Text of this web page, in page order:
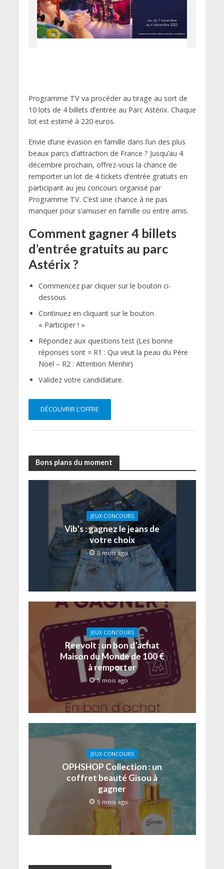
Programme TV va procéder au tirage au sort de
10 lots de 4 billets d’entrée au Parc Astérix. Chaque
lot est estimé à 220 euros.
Envie d’une évasion en famille dans l’un des plus
beaux parcs d’attraction de France ? Jusqu’au 4
décembre prochain, offrez-vous la chance de
remporter un lot de 4 tickets d’entrée gratuits en
participant au jeu concours organisé par
Programme TV. C’est une chance à ne pas
manquer pour s’amuser en famille ou entre amis.
Comment gagner 4 billets
d’entrée gratuits au parc
Astérix ?
Commencez par cliquer sur le bouton ci-
dessous
Continuez en cliquant sur le bouton
« Participer ! »
Répondez aux questions test (Les bonne
réponses sont = R1 : Qui veut la peau du Père
Noël – R2 : Attention Menhir)
Validez votre candidature.
DÉCOUVRIR L’OFFRE
Bons plans du moment
JEUX CONCOURS
Vib’s : gagnez le jeans de
votre choix
5 mois ago
JEUX CONCOURS
Reevolt : un bon d’achat
Maison du Monde de 100 €
à remporter
5 mois ago
JEUX CONCOURS
OPHSHOP Collection : un
coffret beauté Gisou à
gagner
5 mois ago